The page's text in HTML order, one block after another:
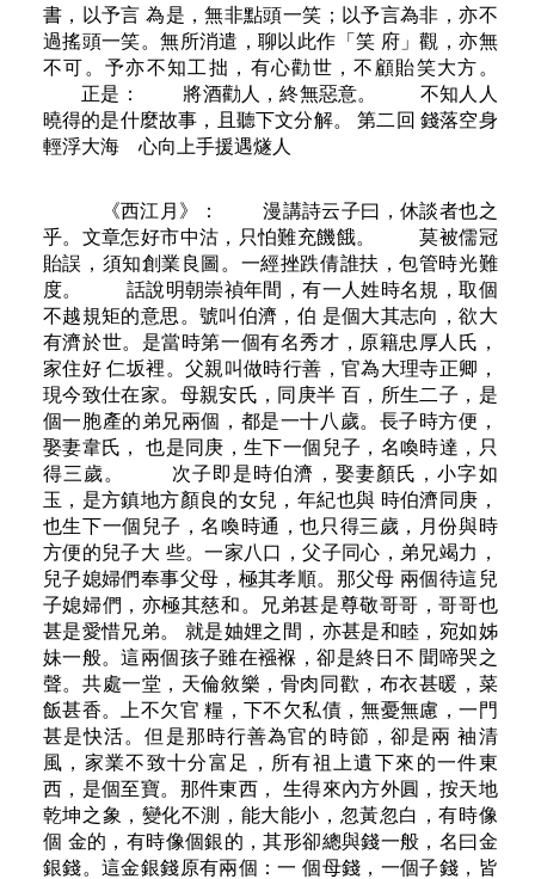
書，以予言 為是，無非點頭一笑；以予言為非，亦不
過搖頭一笑。無所消遣，聊以此作「笑 府」觀，亦無
不可。予亦不知工拙，有心勸世，不顧貽笑大方。
正是： 將酒勸人，終無惡意。 不知人人
曉得的是什麼故事，且聽下文分解。 第二回 錢落空身
輕浮大海 心向上手援遇燧人
《西江月》： 漫講詩云子曰，休談者也之
乎。文章怎好市中沽，只怕難充饑餓。 莫被儒冠
貽誤，須知創業良圖。一經挫跌倩誰扶，包管時光難
度。 話說明朝崇禎年間，有一人姓時名規，取個
不越規矩的意思。號叫伯濟，伯 是個大其志向，欲大
有濟於世。是當時第一個有名秀才，原籍忠厚人氏，
家住好 仁坂裡。父親叫做時行善，官為大理寺正卿，
現今致仕在家。母親安氏，同庚半 百，所生二子，是
個一胞產的弟兄兩個，都是一十八歲。長子時方便，
娶妻韋氏， 也是同庚，生下一個兒子，名喚時達，只
得三歲。 次子即是時伯濟，娶妻顏氏，小字如
玉，是方鎮地方顏良的女兒，年紀也與 時伯濟同庚，
也生下一個兒子，名喚時通，也只得三歲，月份與時
方便的兒子大 些。一家八口，父子同心，弟兄竭力，
兒子媳婦們奉事父母，極其孝順。那父母 兩個待這兒
子媳婦們，亦極其慈和。兄弟甚是尊敬哥哥，哥哥也
甚是愛惜兄弟。 就是妯娌之間，亦甚是和睦，宛如姊
妹一般。這兩個孩子雖在襁褓，卻是終日不 聞啼哭之
聲。共處一堂，天倫敘樂，骨肉同歡，布衣甚暖，菜
飯甚香。上不欠官 糧，下不欠私債，無憂無慮，一門
甚是快活。但是那時行善為官的時節，卻是兩 袖清
風，家業不致十分富足，所有祖上遺下來的一件東
西，是個至寶。那件東西， 生得來內方外圓，按天地
乾坤之象，變化不測，能大能小，忽黃忽白，有時像
個 金的，有時像個銀的，其形卻總與錢一般，名曰金
銀錢。這金銀錢原有兩個：一 個母錢，一個子錢，皆